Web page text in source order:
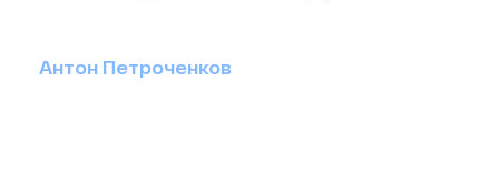
Антон Петроченков